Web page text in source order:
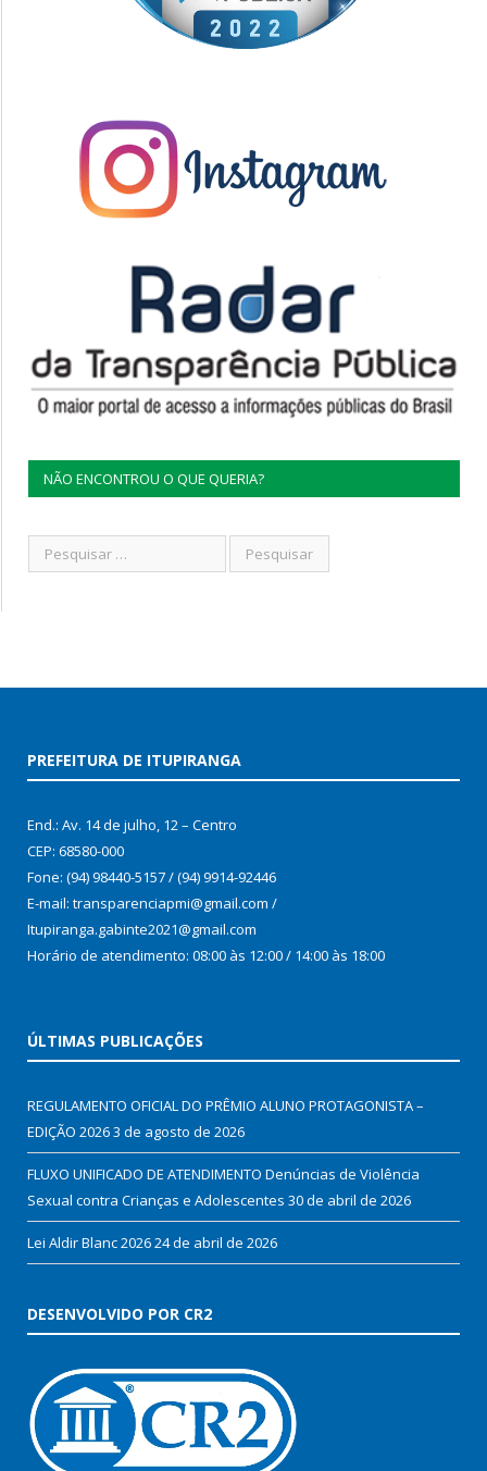
NÃO ENCONTROU O QUE QUERIA?
PREFEITURA DE ITUPIRANGA
End.: Av. 14 de julho, 12 – Centro
CEP: 68580-000
Fone: (94) 98440-5157 / (94) 9914-92446
E-mail: transparenciapmi@gmail.com /
Itupiranga.gabinte2021@gmail.com
Horário de atendimento: 08:00 às 12:00 / 14:00 às 18:00
ÚLTIMAS PUBLICAÇÕES
REGULAMENTO OFICIAL DO PRÊMIO ALUNO PROTAGONISTA –
EDIÇÃO 20263 de agosto de 2026
FLUXO UNIFICADO DE ATENDIMENTO Denúncias de Violência
Sexual contra Crianças e Adolescentes 30 de abril de 2026
Lei Aldir Blanc 202624 de abril de 2026
DESENVOLVIDO POR CR2